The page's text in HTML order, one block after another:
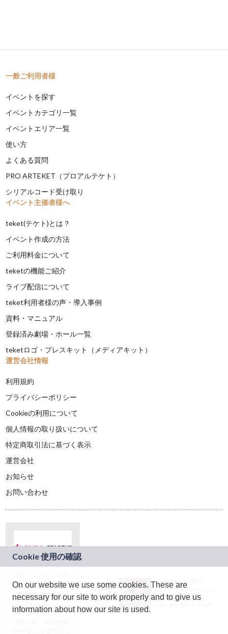
一般ご利用者様
イベントを探す
イベントカテゴリ一覧
イベントエリア一覧
使い方
よくある質問
PRO ARTEKET（プロアルテケト）
シリアルコード受け取り
イベント主催者様へ
teket(テケト)とは？
イベント作成の方法
ご利用料金について
teketの機能ご紹介
ライブ配信について
teket利用者様の声・導入事例
資料・マニュアル
登録済み劇場・ホール一覧
teketロゴ・プレスキット（メディアキット）
運営会社情報
利用規約
プライバシーポリシー
Cookieの利用について
個人情報の取り扱いについて
特定商取引法に基づく表示
運営会社
お知らせ
お問い合わせ
ドコモグループの新
規事業創出プログラ
ム「docomo
STARTUP」を通じて
JASRAC許諾番号：
9024936001Y45037
JASRAC許諾番号：
On our website we use some cookies. These are
necessary for our site to work properly and to give us
information about how our site is used.